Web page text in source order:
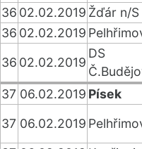
36 02.02.2019 Žďár n/S
36 02.02.2019
36 02.02.2019
DS
37 06.02.2019 Písek
37 06.02.2019